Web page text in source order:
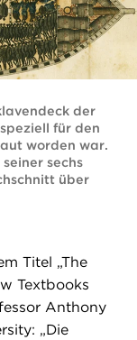
der
für den
worden war.
sechs
über
Titel „The
Textbooks
Anthony
„Die